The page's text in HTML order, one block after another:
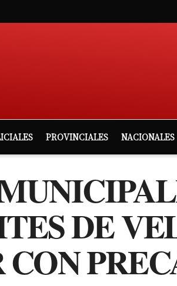
PROVINCIALES NACIONALES
DE